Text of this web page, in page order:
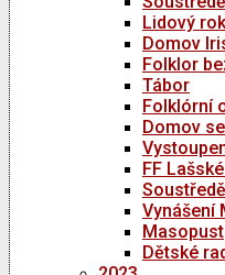
Lidový
Domov
Folklor
Tábor
Folklórní
Domov
FF
Vynášení
Masopust
Dětské